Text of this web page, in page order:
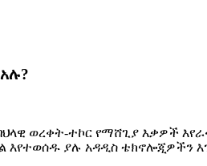
ወረቀት-ተኮር የማሸጊያ እቃዎች
ያሉ አዳዲስ ቴክኖሎጂዎችን